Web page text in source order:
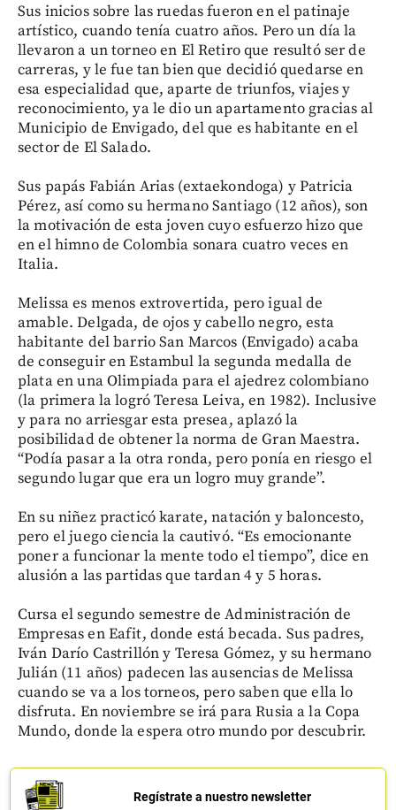
Sus inicios sobre las ruedas fueron en el patinaje
artístico, cuando tenía cuatro años. Pero un día la
llevaron a un torneo en El Retiro que resultó ser de
carreras, y le fue tan bien que decidió quedarse en
esa especialidad que, aparte de triunfos, viajes y
reconocimiento, ya le dio un apartamento gracias al
Municipio de Envigado, del que es habitante en el
sector de El Salado.
Sus papás Fabián Arias (extaekondoga) y Patricia
Pérez, así como su hermano Santiago (12 años), son
la motivación de esta joven cuyo esfuerzo hizo que
en el himno de Colombia sonara cuatro veces en
Italia.
Melissa es menos extrovertida, pero igual de
amable. Delgada, de ojos y cabello negro, esta
habitante del barrio San Marcos (Envigado) acaba
de conseguir en Estambul la segunda medalla de
plata en una Olimpiada para el ajedrez colombiano
(la primera la logró Teresa Leiva, en 1982). Inclusive
y para no arriesgar esta presea, aplazó la
posibilidad de obtener la norma de Gran Maestra.
“Podía pasar a la otra ronda, pero ponía en riesgo el
segundo lugar que era un logro muy grande”.
En su niñez practicó karate, natación y baloncesto,
pero el juego ciencia la cautivó. “Es emocionante
poner a funcionar la mente todo el tiempo”, dice en
alusión a las partidas que tardan 4 y 5 horas.
Cursa el segundo semestre de Administración de
Empresas en Eafit, donde está becada. Sus padres,
Iván Darío Castrillón y Teresa Gómez, y su hermano
Julián (11 años) padecen las ausencias de Melissa
cuando se va a los torneos, pero saben que ella lo
disfruta. En noviembre se irá para Rusia a la Copa
Mundo, donde la espera otro mundo por descubrir.
Regístrate a nuestro newsletter